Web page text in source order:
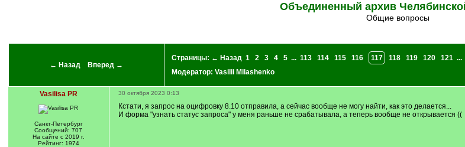
Объединенный архив
Общие вопросы
← Назад Вперед →
Страницы: ← Назад 1 2 3 4 5 ... 113 114 115 116 117 118 119 120 121 ...
Модератор: Vasilii Milashenko
Vasilisa PR
Санкт-Петербург
Сообщений: 707
На сайте с 2019 г.
Рейтинг: 1974
30 октября 2023 0:13
Кстати, я запрос на оцифровку 8.10 отправила, а сейчас вообще не могу найти, как это делается...
И форма "узнать статус запроса" у меня раньше не срабатывала, а теперь вообще не открывается ((